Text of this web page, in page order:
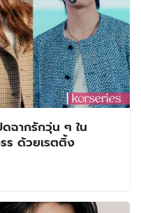
ฉากรักวุ่น ๆ ใน
ด้วยเรตติ้ง